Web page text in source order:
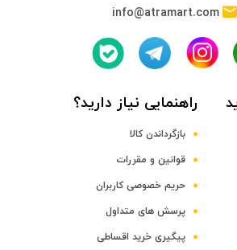
info@atramart.com
راهنمایی نیاز دارید؟
بازگرداندن کالا
قوانین و مقررات
حریم خصوصی کاربران
پرسش های متداول
پیگیری خرید اقساطی